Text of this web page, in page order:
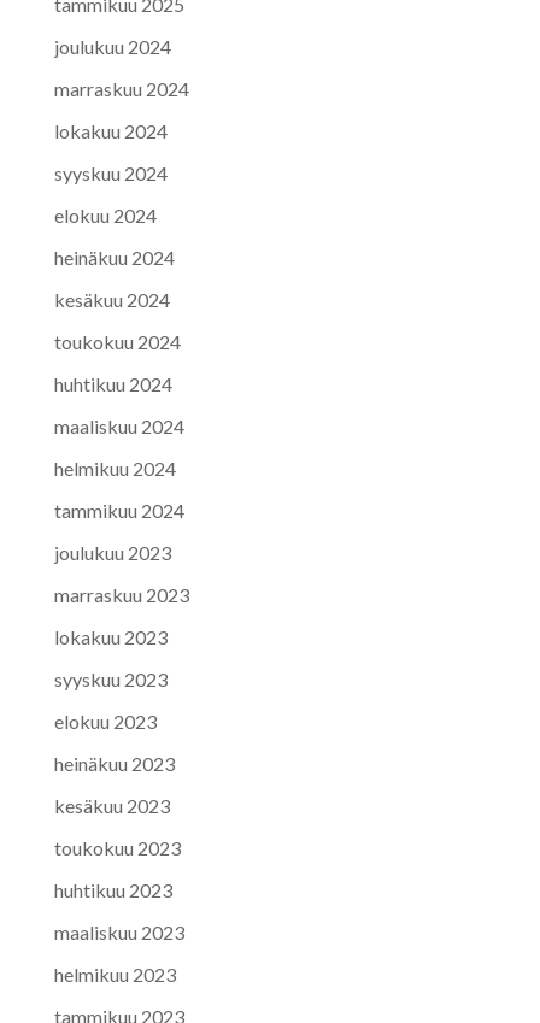
joulukuu 2024
marraskuu 2024
lokakuu 2024
syyskuu 2024
elokuu 2024
heinäkuu 2024
kesäkuu 2024
toukokuu 2024
huhtikuu 2024
maaliskuu 2024
helmikuu 2024
tammikuu 2024
joulukuu 2023
marraskuu 2023
lokakuu 2023
syyskuu 2023
elokuu 2023
heinäkuu 2023
kesäkuu 2023
toukokuu 2023
huhtikuu 2023
maaliskuu 2023
helmikuu 2023
tammikuu 2023